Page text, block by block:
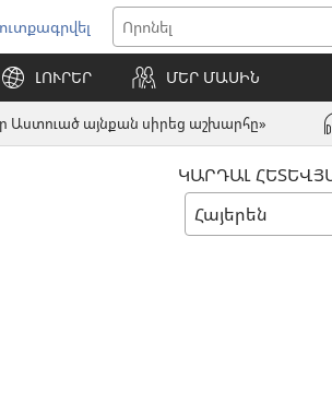
(բացվում
է
նոր
պատուհան)
ԼՈՒՐԵՐ ՄԵՐ ՄԱՍԻՆ
Աստուած այնքան սիրեց աշխարհը»
ԿԱՐԴԱԼ